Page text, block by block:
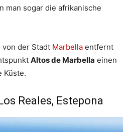
man sogar die afrikanische
der Stadt Marbella entfernt
Altos de Marbella einen
Küste.
Reales, Estepona